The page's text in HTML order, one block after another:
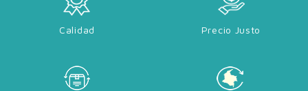
Calidad Precio Justo